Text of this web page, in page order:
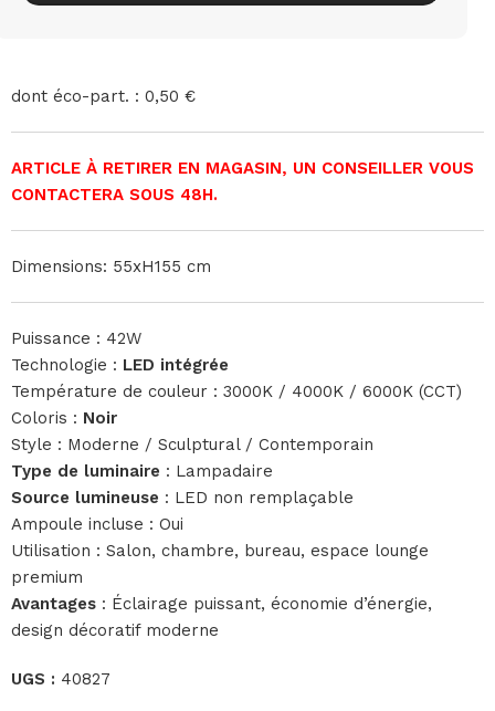
dont éco-part. : 0,50 €
ARTICLE À RETIRER EN MAGASIN, UN CONSEILLER VOUS
CONTACTERA SOUS 48H.
Dimensions: 55xH155 cm
Puissance : 42W
Technologie : LED intégrée
Température de couleur : 3000K / 4000K / 6000K (CCT)
Coloris : Noir
Style : Moderne / Sculptural / Contemporain
Type de luminaire : Lampadaire
Source lumineuse : LED non remplaçable
Ampoule incluse : Oui
Utilisation : Salon, chambre, bureau, espace lounge
premium
Avantages : Éclairage puissant, économie d’énergie,
design décoratif moderne
UGS : 40827